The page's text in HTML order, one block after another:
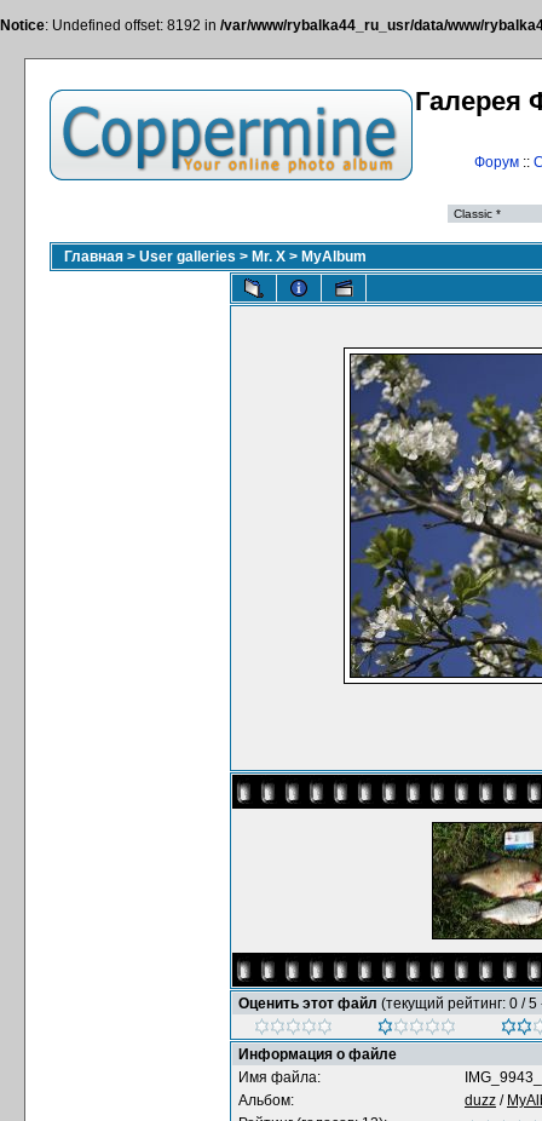
Notice: Undefined offset: 8192 in /var/www/rybalka44_ru_usr/data/www/
Галерея
Форум::
Главная > User galleries > Mr. X > MyAlbum
Оценить этот файл (текущий рейтинг: 0 / 5
Информация о файле
Имя файла:
Альбом:
duzz /